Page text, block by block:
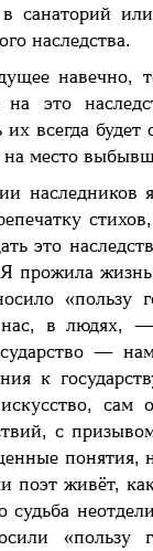
в санаторий
наследства.
навечно,
на это
всегда
место
наследников
это
жизнь
«пользу
в людях,
—
к
сам
с
понятия,
поэт живёт,
судьба
«пользу